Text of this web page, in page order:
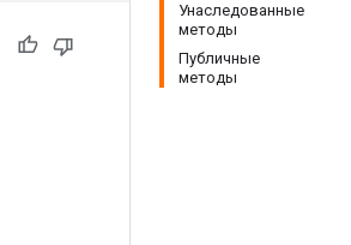
Унаследованные
методы
Публичные
методы